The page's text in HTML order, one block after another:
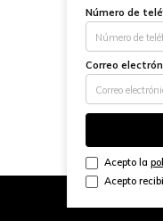
Número de
Correo
Acepto la
Acepto